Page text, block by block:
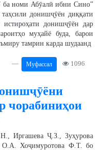
номи Абӯалӣ ибни Сино”
донишҷӯён диққати
донишҷӯён дар
муҳайё буда, барои
тамрин карда шудаанд
Муфассал 1096
чорабиниҳои
Иргашева Ҷ.З., Зуҳурова
Хоҷимуротова Ф.Т. бо